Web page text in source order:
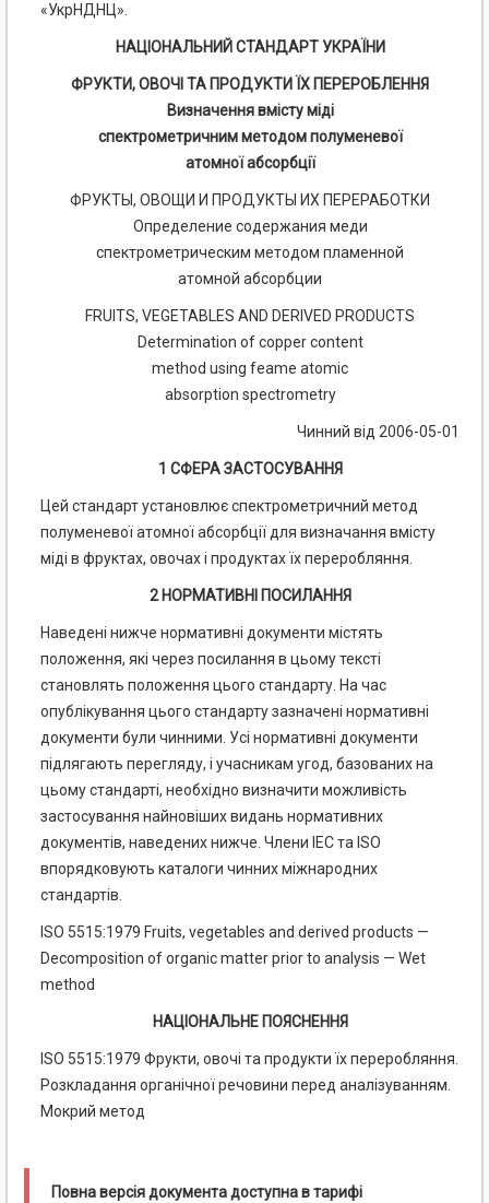
«УкрНДНЦ».
НАЦІОНАЛЬНИЙ СТАНДАРТ УКРАЇНИ
ФРУКТИ, ОВОЧІ ТА ПРОДУКТИ ЇХ ПЕРЕРОБЛЕННЯ
Визначення вмісту міді
спектрометричним методом полуменевої
атомної абсорбції
ФРУКТЫ, ОВОЩИ И ПРОДУКТЫ ИХ ПЕРЕРАБОТКИ
Определение содержания меди
спектрометрическим методом пламенной
атомной абсорбции
FRUITS, VEGETABLES AND DERIVED PRODUCTS
Determination of copper content
method using feame atomic
absorption spectrometry
Чинний від 2006-05-01
1 СФЕРА ЗАСТОСУВАННЯ
Цей стандарт установлює спектрометричний метод
полуменевої атомної абсорбції для визначання вмісту
міді в фруктах, овочах і продуктах їх переробляння.
2 НОРМАТИВНІ ПОСИЛАННЯ
Наведені нижче нормативні документи містять
положення, які через посилання в цьому тексті
становлять положення цього стандарту. На час
опублікування цього стандарту зазначені нормативні
документи були чинними. Усі нормативні документи
підлягають перегляду, і учасникам угод, базованих на
цьому стандарті, необхідно визначити можливість
застосування найновіших видань нормативних
документів, наведених нижче. Члени ІЕС та ISO
впорядковують каталоги чинних міжнародних
стандартів.
ISO 5515:1979 Fruits, vegetables and derived products —
Decomposition of organic matter prior to analysis — Wet
method
НАЦІОНАЛЬНЕ ПОЯСНЕННЯ
ISO 5515:1979 Фрукти, овочі та продукти їх переробляння.
Розкладання органічної речовини перед аналізуванням.
Мокрий метод
Повна версія документа доступна в тарифі